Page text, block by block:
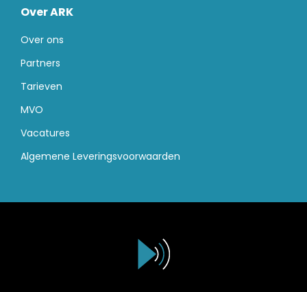
Over ARK
Over ons
Partners
Tarieven
MVO
Vacatures
Algemene Leveringsvoorwaarden